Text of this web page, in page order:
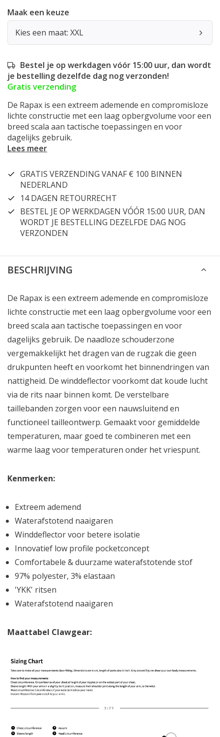
Maak een keuze
Kies een maat: XXL
Bestel je op werkdagen vóór 15:00 uur, dan wordt
je bestelling dezelfde dag nog verzonden!
Gratis verzending
De Rapax is een extreem ademende en compromisloze
lichte constructie met een laag opbergvolume voor een
breed scala aan tactische toepassingen en voor
dagelijks gebruik.
Lees meer
GRATIS VERZENDING VANAF € 100 BINNEN
NEDERLAND
14 DAGEN RETOURRECHT
BESTEL JE OP WERKDAGEN VÓÓR 15:00 UUR, DAN
WORDT JE BESTELLING DEZELFDE DAG NOG
VERZONDEN
BESCHRIJVING
De Rapax is een extreem ademende en compromisloze
lichte constructie met een laag opbergvolume voor een
breed scala aan tactische toepassingen en voor
dagelijks gebruik. De naadloze schouderzone
vergemakkelijkt het dragen van de rugzak die geen
drukpunten heeft en voorkomt het binnendringen van
nattigheid. De winddeflector voorkomt dat koude lucht
via de rits naar binnen komt. De verstelbare
taillebanden zorgen voor een nauwsluitend en
functioneel tailleontwerp. Gemaakt voor gemiddelde
temperaturen, maar goed te combineren met een
warme laag voor temperaturen onder het vriespunt.
Kenmerken:
Extreem ademend
Waterafstotend naaigaren
Winddeflector voor betere isolatie
Innovatief low profile pocketconcept
Comfortabele & duurzame waterafstotende stof
97% polyester, 3% elastaan
'YKK' ritsen
Waterafstotend naaigaren
Maattabel Clawgear: